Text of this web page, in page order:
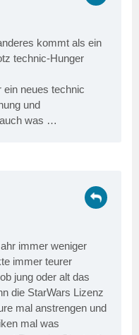
kommt als ein
technic-Hunger
ein neues technic
und
was …
immer weniger
immer teurer
jung oder alt das
die StarWars Lizenz
mal anstrengen und
mal was